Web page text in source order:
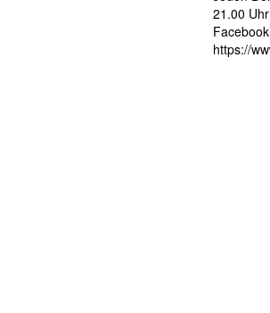
21.00
https://